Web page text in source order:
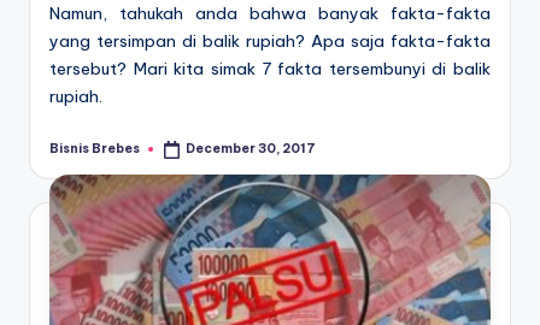
Namun, tahukah anda bahwa banyak fakta-fakta
yang tersimpan di balik rupiah? Apa saja fakta-fakta
tersebut? Mari kita simak 7 fakta tersembunyi di balik
rupiah.
Posted
Bisnis Brebes December 30, 2017